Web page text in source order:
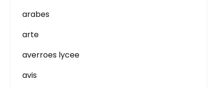
arabes
arte
averroes lycee
avis